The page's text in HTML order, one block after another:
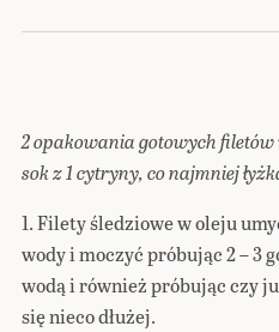
2 opakowania gotowych filetów
sok z 1 cytryny, co najmniej
1. Filety śledziowe w oleju
wody i moczyć próbując 2 – 3
wodą i również próbując czy
się nieco dłużej.